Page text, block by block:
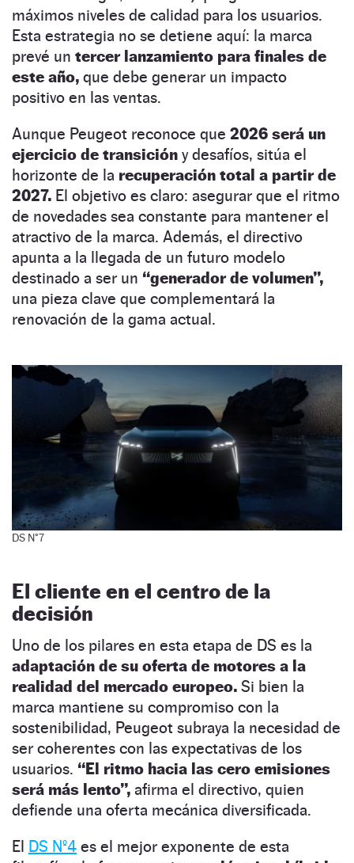
máximos niveles de calidad para los usuarios.
Esta estrategia no se detiene aquí: la marca
prevé un tercer lanzamiento para finales de
este año, que debe generar un impacto
positivo en las ventas.
Aunque Peugeot reconoce que 2026 será un
ejercicio de transición y desafíos, sitúa el
horizonte de la recuperación total a partir de
2027. El objetivo es claro: asegurar que el ritmo
de novedades sea constante para mantener el
atractivo de la marca. Además, el directivo
apunta a la llegada de un futuro modelo
destinado a ser un “generador de volumen”,
una pieza clave que complementará la
renovación de la gama actual.
DS N°7
El cliente en el centro de la
decisión
Uno de los pilares en esta etapa de DS es la
adaptación de su oferta de motores a la
realidad del mercado europeo. Si bien la
marca mantiene su compromiso con la
sostenibilidad, Peugeot subraya la necesidad de
ser coherentes con las expectativas de los
usuarios. “El ritmo hacia las cero emisiones
será más lento”, afirma el directivo, quien
defiende una oferta mecánica diversificada.
El DS Nº4 es el mejor exponente de esta